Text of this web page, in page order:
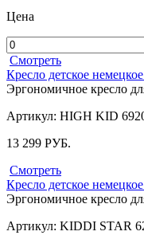
Цена
Смотреть
Кресло детское
Эргономичное кресло
Артикул: HIGH KID
13 299 РУБ.
Смотреть
Кресло детское
Эргономичное кресло
Артикул: KIDDI STAR